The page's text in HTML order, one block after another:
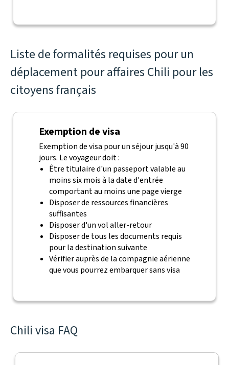
Liste de formalités requises pour un
déplacement pour affaires Chili pour les
citoyens français
Exemption de visa
Exemption de visa pour un séjour jusqu'à 90
jours. Le voyageur doit :
Être titulaire d'un passeport valable au
moins six mois à la date d'entrée
comportant au moins une page vierge
Disposer de ressources financières
suffisantes
Disposer d'un vol aller-retour
Disposer de tous les documents requis
pour la destination suivante
Vérifier auprès de la compagnie aérienne
que vous pourrez embarquer sans visa
Chili visa FAQ